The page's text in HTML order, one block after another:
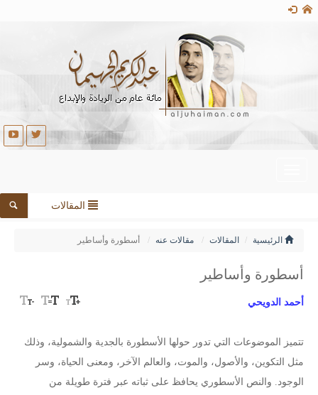
المقالات
الرئيسية المقالات مقالات عنه أسطورة وأساطير
أسطورة وأساطير
أحمد الدويحي
تتميز الموضوعات التي تدور حولها الأسطورة بالجدية والشمولية، وذلك
مثل التكوين، والأصول، والموت، والعالم الآخر، ومعنى الحياة، وسر
الوجود. والنص الأسطوري يحافظ على ثباته عبر فترة طويلة من